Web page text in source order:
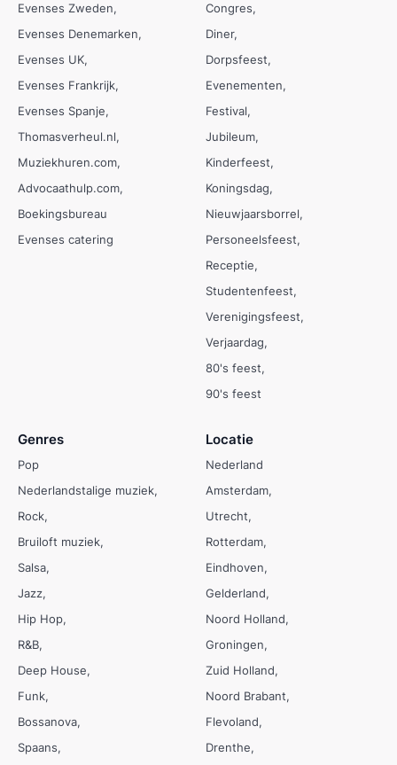
Evenses Zweden
Evenses Denemarken
Evenses UK
Evenses Frankrijk
Evenses Spanje
Thomasverheul.nl
Muziekhuren.com
Advocaathulp.com
Boekingsbureau
Evenses catering
Congres
Diner
Dorpsfeest
Evenementen
Festival
Jubileum
Kinderfeest
Koningsdag
Nieuwjaarsborrel
Personeelsfeest
Receptie
Studentenfeest
Verenigingsfeest
Verjaardag
80's feest
90's feest
Genres
Pop
Nederlandstalige muziek
Rock
Bruiloft muziek
Salsa
Jazz
Hip Hop
R&B
Deep House
Funk
Bossanova
Spaans
Locatie
Nederland
Amsterdam
Utrecht
Rotterdam
Eindhoven
Gelderland
Noord Holland
Groningen
Zuid Holland
Noord Brabant
Flevoland
Drenthe